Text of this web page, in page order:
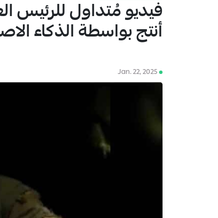
1
فيديو مُتداول للرئيس
أنتج بواسطة الذكاء
Jan. 22, 2025